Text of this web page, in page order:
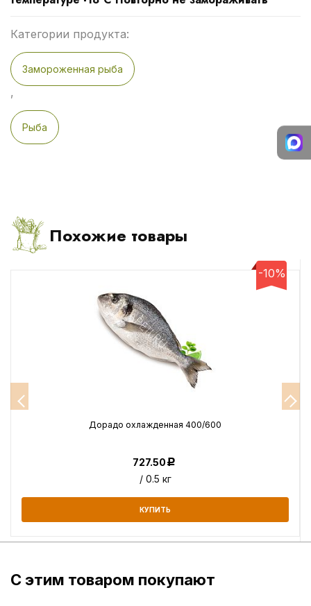
Категории продукта:
Замороженная рыба
,
Рыба
Похожие товары
-10%
Дорадо охлажденная 400/600
727.50Р
/ 0.5 кг
КУПИТЬ
С этим товаром покупают